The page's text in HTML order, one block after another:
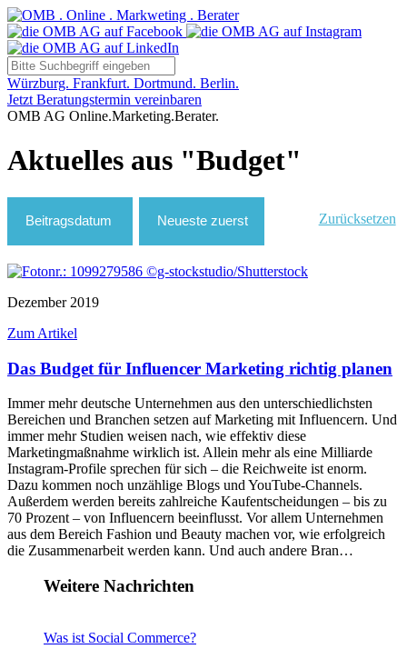
Würzburg. Frankfurt. Dortmund. Berlin.
Jetzt Beratungstermin vereinbaren
OMB AG Online.Marketing.Berater.
Aktuelles aus "Budget"
Zurücksetzen
Dezember 2019
Zum Artikel
Das Budget für Influencer Marketing richtig planen
Immer mehr deutsche Unternehmen aus den unterschiedlichsten
Bereichen und Branchen setzen auf Marketing mit Influencern. Und
immer mehr Studien weisen nach, wie effektiv diese
Marketingmaßnahme wirklich ist. Allein mehr als eine Milliarde
Instagram-Profile sprechen für sich – die Reichweite ist enorm.
Dazu kommen noch unzählige Blogs und YouTube-Channels.
Außerdem werden bereits zahlreiche Kaufentscheidungen – bis zu
70 Prozent – von Influencern beeinflusst. Vor allem Unternehmen
aus dem Bereich Fashion und Beauty machen vor, wie erfolgreich
die Zusammenarbeit werden kann. Und auch andere Bran…
Weitere Nachrichten
Was ist Social Commerce?